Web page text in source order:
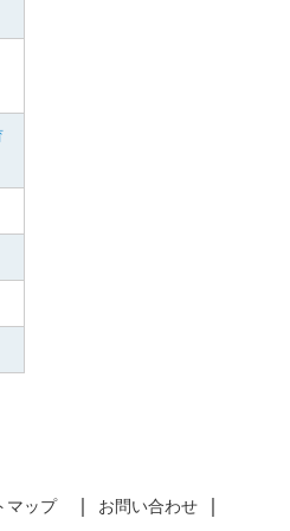
マップ お問い合わせ